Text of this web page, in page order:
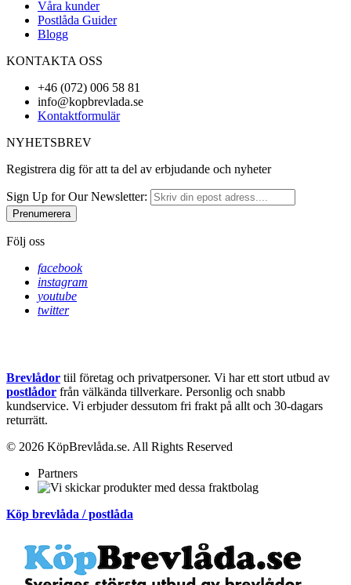
Våra kunder
Postlåda Guider
Blogg
KONTAKTA OSS
+46 (072) 006 58 81
info@kopbrevlada.se
Kontaktformulär
NYHETSBREV
Registrera dig för att ta del av erbjudande och nyheter
Sign Up for Our Newsletter:
Prenumerera
Följ oss
facebook
instagram
youtube
twitter
Brevlådor tiil företag och privatpersoner. Vi har ett stort utbud av
postlådor från välkända tillverkare. Personlig och snabb
kundservice. Vi erbjuder dessutom fri frakt på allt och 30-dagars
returrätt.
© 2026 KöpBrevlåda.se. All Rights Reserved
Partners
Köp brevlåda / postlåda